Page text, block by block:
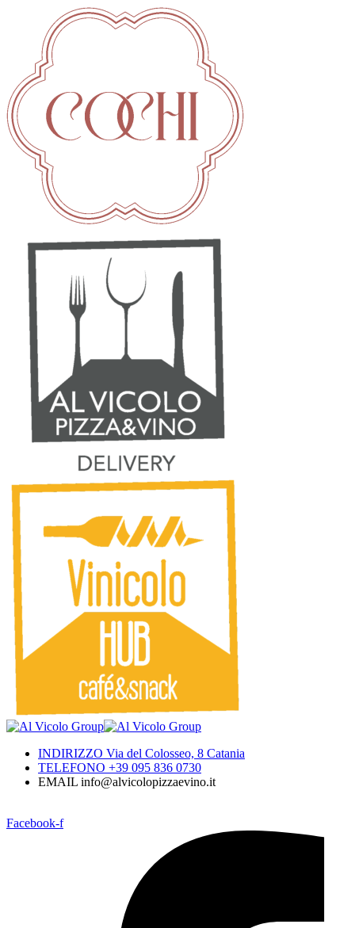
INDIRIZZO Via del Colosseo, 8 Catania
TELEFONO +39 095 836 0730
EMAIL info@alvicolopizzaevino.it
Facebook-f